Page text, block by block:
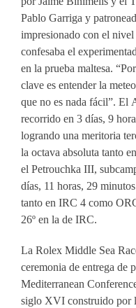
Pablo Garriga y
impresionado con el
confesaba el
en la prueba maltesa.
clave es entender la
que no es nada fácil”. El
recorrido en 3 días, 9
logrando una meritoria
la octava absoluta tanto
el Petrouchka III,
días, 11 horas, 29
tanto en IRC 4 como
26º en la de IRC.
La Rolex Middle Sea
ceremonia de entrega de
Mediterranean
siglo XVI construido por